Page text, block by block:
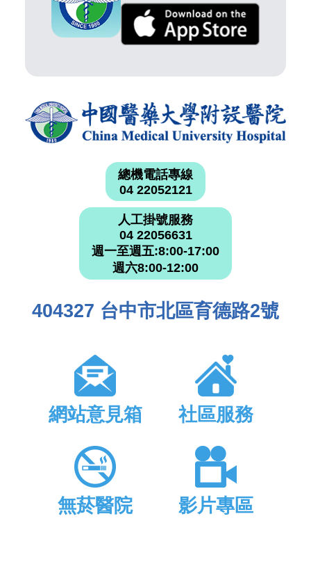
總機電話專線
04 22052121
人工掛號服務
04 22056631
週一至週五:8:00-17:00
週六8:00-12:00
404327 台中市北區育德路2號
網站意見箱 社區服務
無菸醫院 影片專區